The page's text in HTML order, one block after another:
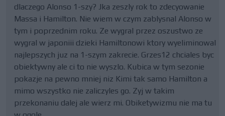
dlaczego Alonso 1-szy? Jka zeszly rok to zdecyowanie
Massa i Hamilton. Nie wiem w czym zablysnal Alonso w
tym i poprzednim roku. Ze wygral przez oszustwo ze
wygral w japoniii dzieki Hamiltonowi ktory wyeliminowal
najlepszych juz na 1-szym zakrecie. Grzes12 chciales byc
obiektywny ale ci to nie wyszlo. Kubica w tym sezonie
pokazje na pewno mniej niz Kimi tak samo Hamilton a
mimo wszystko nie zaliczyles go. Zyj w takim
przekonaniu dalej ale wierz mi. Obiketywizmu nie ma tu